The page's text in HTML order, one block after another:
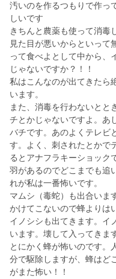
汚いのを作るつもりで作っ
しいです
きちんと農薬も使って消毒
見た目が悪いからといって
って食べよとして中から、
じゃないですか？！！
私はこんなのが出てきたら
います。
また、消毒を行わないとと
チとかじゃないですよ。あ
バチです。あのよくテレビ
す。よく、刺されたとかで
るとアナフラキーショック
羽があるのでどこまでも追
れが私は一番怖いです。
マムシ（毒蛇）も出合いま
かけてこないので蜂よりは
イノシシも出てきます。イ
います。壊して入ってきま
とにかく蜂が怖いのです。
分で駆除しますが、蜂はど
がまた怖い！！